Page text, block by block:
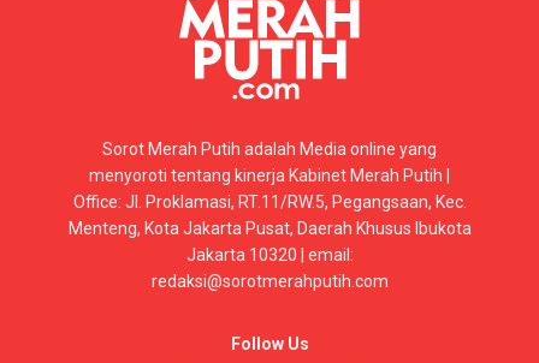
Sorot Merah Putih adalah Media online yang
menyoroti tentang kinerja Kabinet Merah Putih |
Office: Jl. Proklamasi, RT.11/RW.5, Pegangsaan, Kec.
Menteng, Kota Jakarta Pusat, Daerah Khusus Ibukota
Jakarta 10320 | email:
redaksi@sorotmerahputih.com
Follow Us